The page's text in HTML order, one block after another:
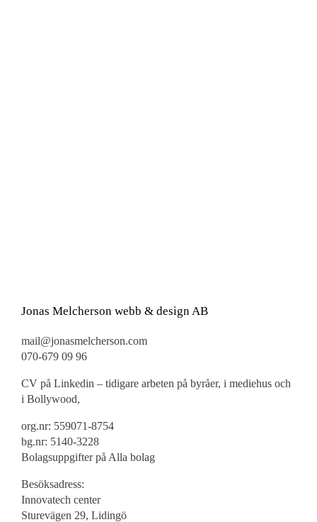
Jonas Melcherson webb & design AB
mail@jonasmelcherson.com
070-679 09 96
CV på Linkedin – tidigare arbeten på byråer, i mediehus och
i Bollywood,
org.nr: 559071-8754
bg.nr: 5140-3228
Bolagsuppgifter på Alla bolag
Besöksadress:
Innovatech center
Sturevägen 29, Lidingö